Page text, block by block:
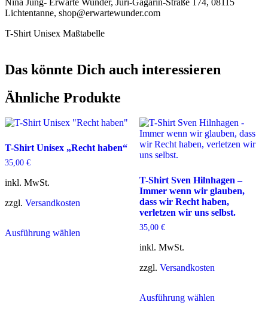
Lichtentanne, shop@erwartewunder.com
T-Shirt Unisex Maßtabelle
Das könnte Dich auch interessieren
Ähnliche Produkte
T-Shirt Unisex „Recht haben“
35,00 €
inkl. MwSt.
zzgl. Versandkosten
Ausführung wählenProdukt
T-Shirt Sven Hilnhagen –
Immer wenn wir glauben,
dass wir Recht haben,
verletzen wir uns selbst.
35,00 €
inkl. MwSt.
zzgl. Versandkosten
Ausführung wählenProdukt